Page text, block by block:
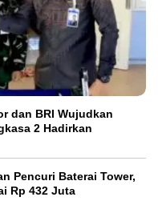
dan BRI Wujudkan
2 Hadirkan
Pencuri Baterai Tower,
Rp 432 Juta